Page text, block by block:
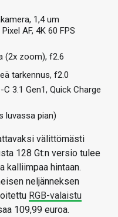
1,4 um
AF, 4K 60 FPS
(2x zoom), f2.6
tarkennus, f2.0
3.1 Gen1, Quick Charge
luvassa pian)
välittömästi
128 Gt:n versio tulee
kalliimpaa hintaan.
neljänneksen
RGB-valaistu
109,99 euroa.